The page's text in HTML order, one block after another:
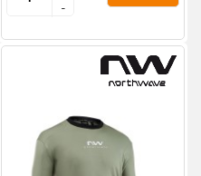
--